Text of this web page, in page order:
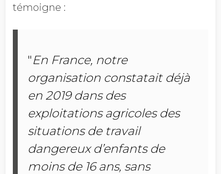
témoigne :
"En France, notre
organisation constatait déjà
en 2019 dans des
exploitations agricoles des
situations de travail
dangereux d’enfants de
moins de 16 ans, sans